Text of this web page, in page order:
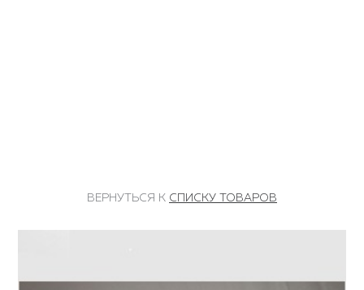
ВЕРНУТЬСЯ К СПИСКУ ТОВАРОВ